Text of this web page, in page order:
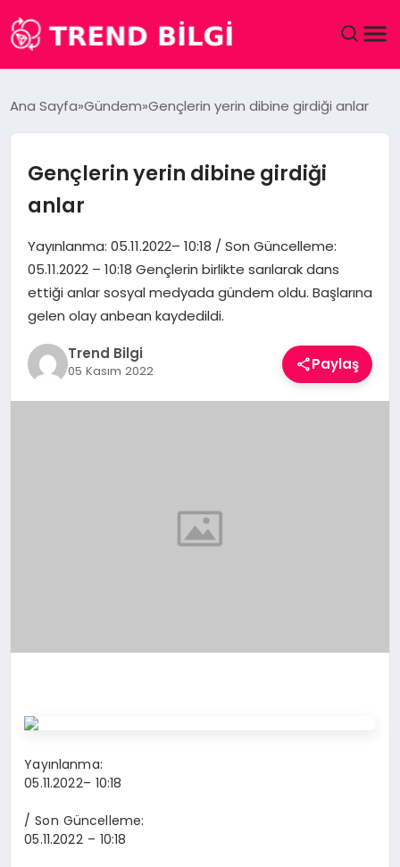
DÜNYA
EĞITIM
MAGAZIN
SAĞLIK
SPOR
Ana Sayfa Gündem Gençlerin yerin dibine girdiği anlar
Gençlerin yerin dibine girdiği
anlar
Yayınlanma: 05.11.2022– 10:18 / Son Güncelleme:
05.11.2022 – 10:18 Gençlerin birlikte sarılarak dans
ettiği anlar sosyal medyada gündem oldu. Başlarına
gelen olay anbean kaydedildi.
Trend Bilgi
05 Kasım 2022 Paylaş
Yayınlanma:
05.11.2022– 10:18
/ Son Güncelleme:
05.11.2022– 10:18